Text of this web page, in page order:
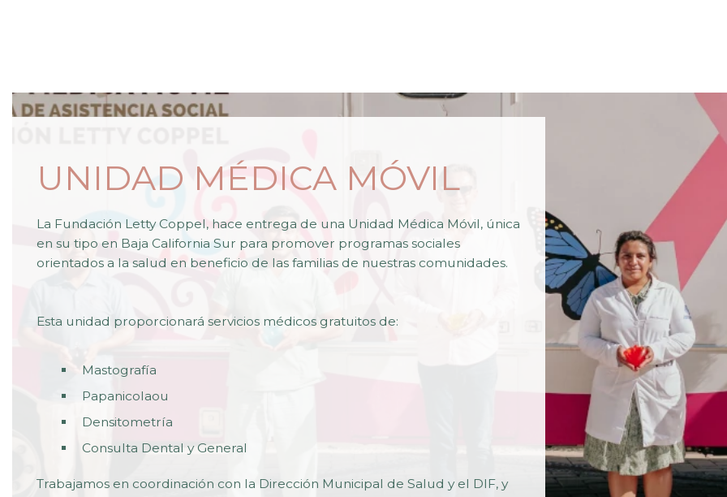
UNIDAD MÉDICA MÓVIL
La Fundación Letty Coppel, hace entrega de una Unidad Médica Móvil, única
en su tipo en Baja California Sur para promover programas sociales
orientados a la salud en beneficio de las familias de nuestras comunidades.
Esta unidad proporcionará servicios médicos gratuitos de:
Mastografía
Papanicolaou
Densitometría
Consulta Dental y General
Trabajamos en coordinación con la Dirección Municipal de Salud y el DIF, y